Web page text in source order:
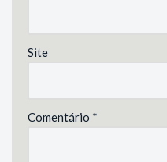
Site
Comentário *